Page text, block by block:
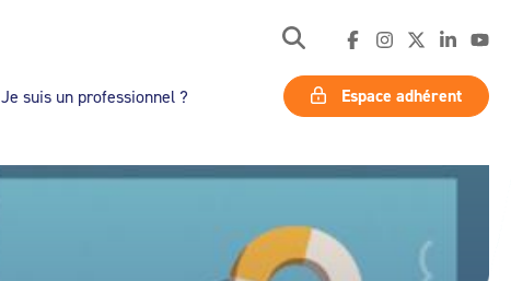
Je suis un professionnel ? Espace adhérent